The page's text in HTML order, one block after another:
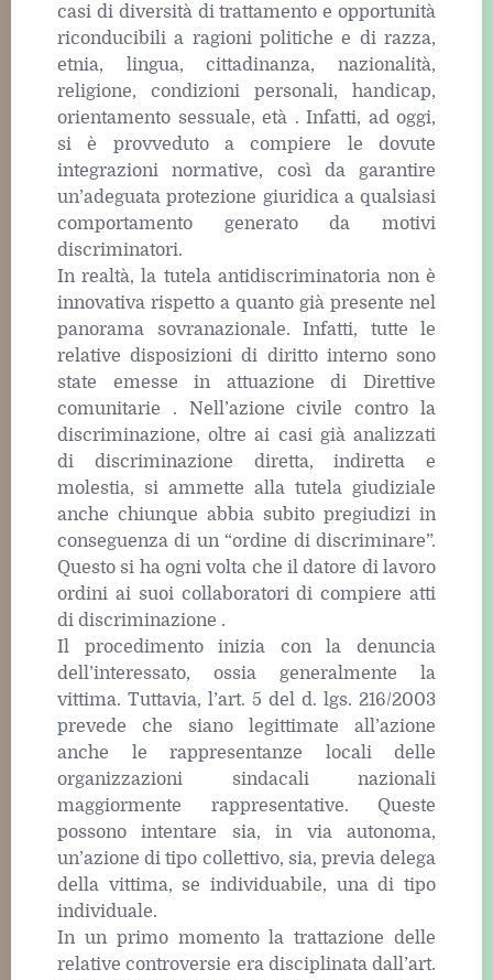
casi di diversità di trattamento e opportunità
riconducibili a ragioni politiche e di razza,
etnia, lingua, cittadinanza, nazionalità,
religione, condizioni personali, handicap,
orientamento sessuale, età . Infatti, ad oggi,
si è provveduto a compiere le dovute
integrazioni normative, così da garantire
un’adeguata protezione giuridica a qualsiasi
comportamento generato da motivi
discriminatori.
In realtà, la tutela antidiscriminatoria non è
innovativa rispetto a quanto già presente nel
panorama sovranazionale. Infatti, tutte le
relative disposizioni di diritto interno sono
state emesse in attuazione di Direttive
comunitarie . Nell’azione civile contro la
discriminazione, oltre ai casi già analizzati
di discriminazione diretta, indiretta e
molestia, si ammette alla tutela giudiziale
anche chiunque abbia subito pregiudizi in
conseguenza di un “ordine di discriminare”.
Questo si ha ogni volta che il datore di lavoro
ordini ai suoi collaboratori di compiere atti
di discriminazione .
Il procedimento inizia con la denuncia
dell’interessato, ossia generalmente la
vittima. Tuttavia, l’art. 5 del d. lgs. 216/2003
prevede che siano legittimate all’azione
anche le rappresentanze locali delle
organizzazioni sindacali nazionali
maggiormente rappresentative. Queste
possono intentare sia, in via autonoma,
un’azione di tipo collettivo, sia, previa delega
della vittima, se individuabile, una di tipo
individuale.
In un primo momento la trattazione delle
relative controversie era disciplinata dall’art.